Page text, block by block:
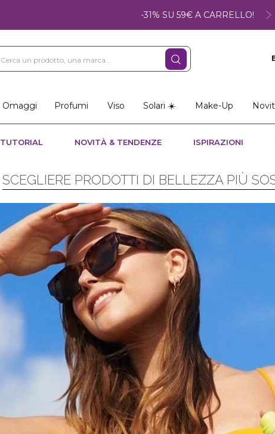
-31% SU 59€ A CARRELLO!
Omaggi Profumi Viso Solari ☀️ Make-Up
TUTORIAL NOVITÀ & TENDENZE ISPIRAZIONI
SCEGLIERE PRODOTTI DI BELLEZZA PIÙ